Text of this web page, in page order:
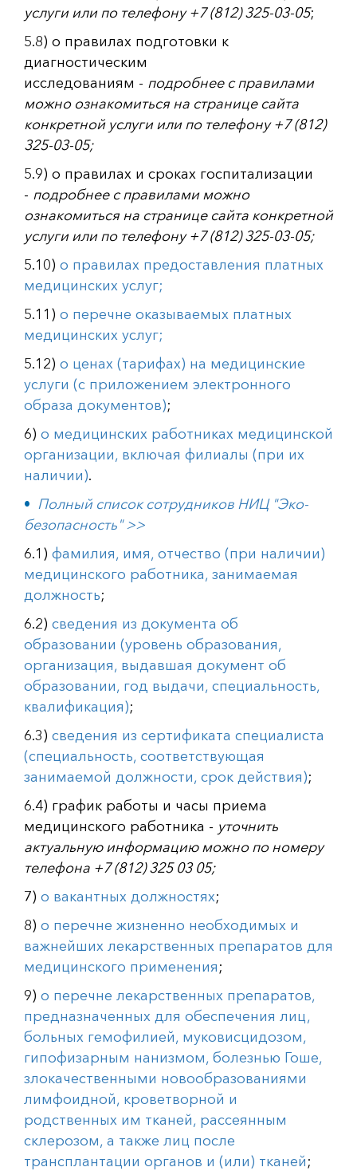
услуги или по телефону +7 (812) 325-03-05;
5.8) о правилах подготовки к
диагностическим
исследованиям - подробнее с правилами
можно ознакомиться на странице сайта
конкретной услуги или по телефону +7 (812)
325-03-05;
5.9) о правилах и сроках госпитализации
- подробнее с правилами можно
ознакомиться на странице сайта конкретной
услуги или по телефону +7 (812) 325-03-05;
5.10) о правилах предоставления платных
медицинских услуг;
5.11) о перечне оказываемых платных
медицинских услуг;
5.12) о ценах (тарифах) на медицинские
услуги (с приложением электронного
образа документов);
6) о медицинских работниках медицинской
организации, включая филиалы (при их
наличии).
Полный список сотрудников НИЦ "Эко-
безопасность" >>
6.1) фамилия, имя, отчество (при наличии)
медицинского работника, занимаемая
должность;
6.2) сведения из документа об
образовании (уровень образования,
организация, выдавшая документ об
образовании, год выдачи, специальность,
квалификация);
6.3) сведения из сертификата специалиста
(специальность, соответствующая
занимаемой должности, срок действия);
6.4) график работы и часы приема
медицинского работника - уточнить
актуальную информацию можно по номеру
телефона +7 (812) 325 03 05;
7) о вакантных должностях;
8) о перечне жизненно необходимых и
важнейших лекарственных препаратов для
медицинского применения;
9) о перечне лекарственных препаратов,
предназначенных для обеспечения лиц,
больных гемофилией, муковисцидозом,
гипофизарным нанизмом, болезнью Гоше,
злокачественными новообразованиями
лимфоидной, кроветворной и
родственных им тканей, рассеянным
склерозом, а также лиц после
трансплантации органов и (или) тканей;